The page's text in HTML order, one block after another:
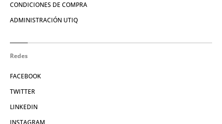
CONDICIONES DE COMPRA
ADMINISTRACIÓN UTIQ
Redes
FACEBOOK
TWITTER
LINKEDIN
INSTAGRAM